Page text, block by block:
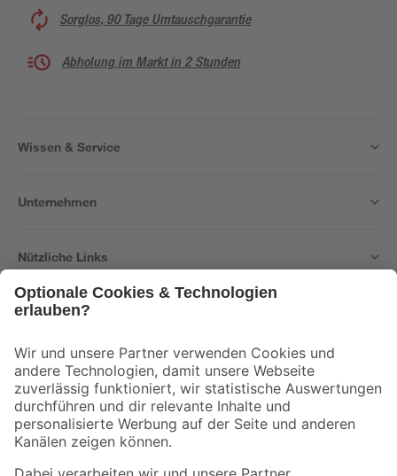
Sorglos, 90 Tage Umtauschgarantie
Abholung im Markt in 2 Stunden
Wissen & Service
Unternehmen
Nützliche Links
Der toom Newsletter: Keine Angebote und Aktionen mehr verpassen!
Zur Newsletter Anmeldung
Folge uns